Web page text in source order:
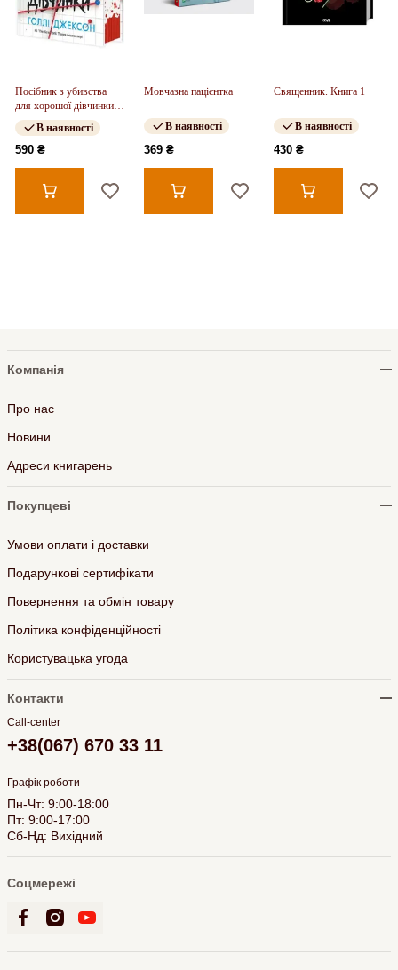
Посібник з убивства
для хорошої дівчинки.
Книга 01
В наявності
590 ₴
Мовчазна пацієнтка
В наявності
369 ₴
Священник. Книга 1
В наявності
430 ₴
Компанія
Про нас
Новини
Адреси книгарень
Покупцеві
Умови оплати і доставки
Подарункові сертифікати
Повернення та обмін товару
Політика конфіденційності
Користувацька угода
Контакти
Call-center
+38(067) 670 33 11
Графік роботи
Пн-Чт: 9:00-18:00
Пт: 9:00-17:00
Сб-Нд: Вихідний
Соцмережі